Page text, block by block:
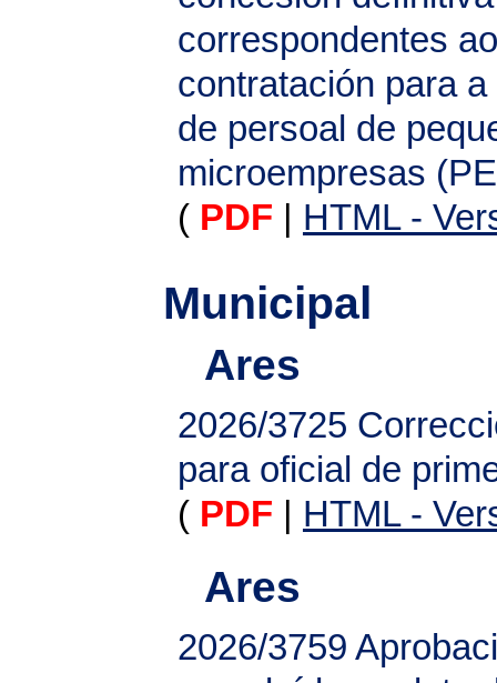
correspondentes
contratación para
de persoal de
microempresas
( PDF | HTML -
Municipal
Ares
2026/3725
para oficial de
( PDF HTML -
Ares
2026/3759